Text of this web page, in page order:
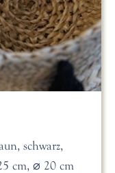
schwarz,
cm, ⌀ 20 cm